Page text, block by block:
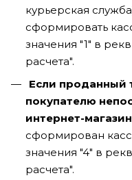
курьерская
сформировать
значения "1" в
расчета".
Если проданный
покупателю
интернет-
сформирован
значения "4" в
расчета".